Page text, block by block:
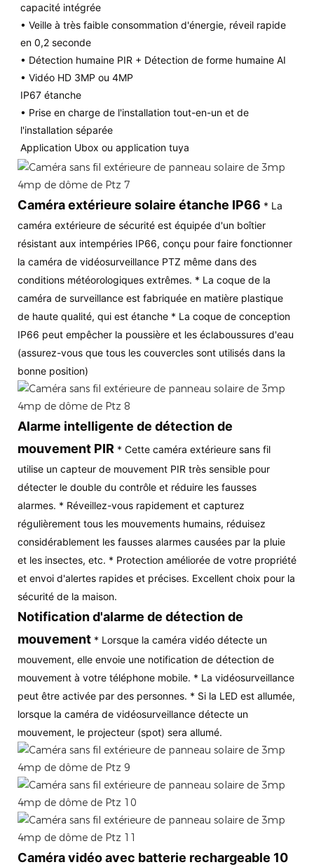
capacité intégrée
• Veille à très faible consommation d'énergie, réveil rapide
en 0,2 seconde
• Détection humaine PIR + Détection de forme humaine AI
• Vidéo HD 3MP ou 4MP
IP67 étanche
• Prise en charge de l'installation tout-en-un et de
l'installation séparée
Application Ubox ou application tuya
Caméra extérieure solaire étanche IP66 * La
caméra extérieure de sécurité est équipée d'un boîtier
résistant aux intempéries IP66, conçu pour faire fonctionner
la caméra de vidéosurveillance PTZ même dans des
conditions météorologiques extrêmes. * La coque de la
caméra de surveillance est fabriquée en matière plastique
de haute qualité, qui est étanche * La coque de conception
IP66 peut empêcher la poussière et les éclaboussures d'eau
(assurez-vous que tous les couvercles sont utilisés dans la
bonne position)
Alarme intelligente de détection de
mouvement PIR * Cette caméra extérieure sans fil
utilise un capteur de mouvement PIR très sensible pour
détecter le double du contrôle et réduire les fausses
alarmes. * Réveillez-vous rapidement et capturez
régulièrement tous les mouvements humains, réduisez
considérablement les fausses alarmes causées par la pluie
et les insectes, etc. * Protection améliorée de votre propriété
et envoi d'alertes rapides et précises. Excellent choix pour la
sécurité de la maison.
Notification d'alarme de détection de
mouvement * Lorsque la caméra vidéo détecte un
mouvement, elle envoie une notification de détection de
mouvement à votre téléphone mobile. * La vidéosurveillance
peut être activée par des personnes. * Si la LED est allumée,
lorsque la caméra de vidéosurveillance détecte un
mouvement, le projecteur (spot) sera allumé.
Caméra vidéo avec batterie rechargeable 10